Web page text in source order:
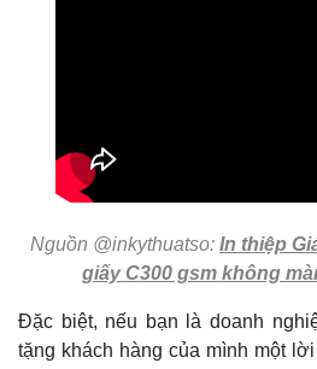
Nguồn @inkythuatso: In thiệp
giấy C300 gsm không
Đặc biệt, nếu bạn là doanh
tặng khách hàng của mình một